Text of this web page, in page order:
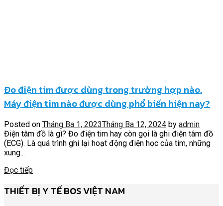
Đo điện tim được dùng trong trường hợp nào.
Máy điện tim nào được dùng phổ biến hiện nay?
Posted on Tháng Ba 1, 2023Tháng Ba 12, 2024 by admin
Điện tâm đồ là gì? Đo điện tim hay còn gọi là ghi điện tâm đồ
(ECG). Là quá trình ghi lại hoạt động điện học của tim, những
xung...
Đọc tiếp
THIẾT BỊ Y TẾ BOS VIỆT NAM